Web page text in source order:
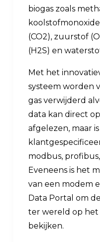
biogas zoals
(CO2), zuurstof
(H2S) en
Met het
systeem worden
gas verwijderd
data kan direct
afgelezen, maar
modbus,
Eveneens is het
van een modem
Data Portal om
ter wereld op
bekijken.